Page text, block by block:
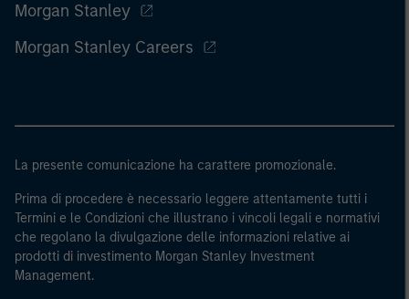
Morgan Stanley
Morgan Stanley Careers
La presente comunicazione ha carattere promozionale.
Prima di procedere è necessario leggere attentamente tutti i
Termini e le Condizioni che illustrano i vincoli legali e normativi
che regolano la divulgazione delle informazioni relative ai
prodotti di investimento Morgan Stanley Investment
Management.